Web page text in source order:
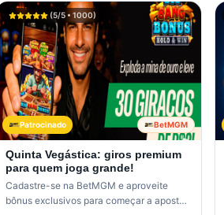
(5/5 •1000)
Patrocinado BetMGM
Quinta Vegástica: giros premium
para quem joga grande!
Cadastre-se na BetMGM e aproveite
bônus exclusivos para começar a apostar